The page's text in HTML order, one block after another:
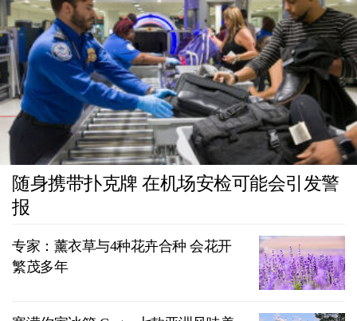
随身携带扑克牌 在机场安检可能会引发警
报
专家：薰衣草与4种花卉合种 会花开
繁茂多年